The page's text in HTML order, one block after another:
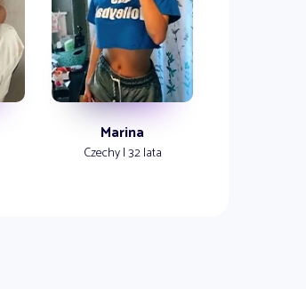
Marina
Czechy | 32 lata